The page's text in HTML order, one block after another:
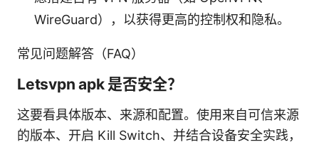
WireGuard），以获得更高的控制权和隐私。
常见问题解答（FAQ）
Letsvpn apk 是否安全？
这要看具体版本、来源和配置。使用来自可信来源
的版本、开启 Kill Switch、并结合设备安全实践，